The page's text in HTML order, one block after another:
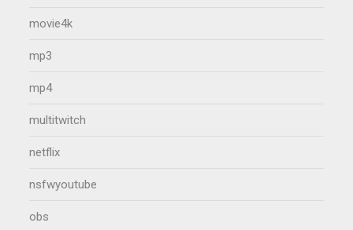
movie4k
mp3
mp4
multitwitch
netflix
nsfwyoutube
obs